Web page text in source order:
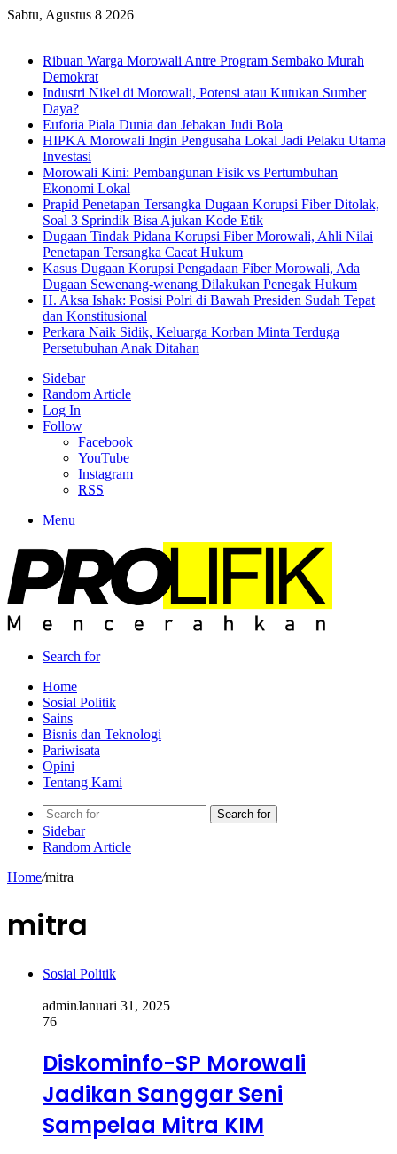
Sabtu, Agustus 8 2026
Ribuan Warga Morowali Antre Program Sembako Murah
Demokrat
Industri Nikel di Morowali, Potensi atau Kutukan Sumber
Daya?
Euforia Piala Dunia dan Jebakan Judi Bola
HIPKA Morowali Ingin Pengusaha Lokal Jadi Pelaku Utama
Investasi
Morowali Kini: Pembangunan Fisik vs Pertumbuhan
Ekonomi Lokal
Prapid Penetapan Tersangka Dugaan Korupsi Fiber Ditolak,
Soal 3 Sprindik Bisa Ajukan Kode Etik
Dugaan Tindak Pidana Korupsi Fiber Morowali, Ahli Nilai
Penetapan Tersangka Cacat Hukum
Kasus Dugaan Korupsi Pengadaan Fiber Morowali, Ada
Dugaan Sewenang-wenang Dilakukan Penegak Hukum
H. Aksa Ishak: Posisi Polri di Bawah Presiden Sudah Tepat
dan Konstitusional
Perkara Naik Sidik, Keluarga Korban Minta Terduga
Persetubuhan Anak Ditahan
Sidebar
Random Article
Log In
Follow
Facebook
YouTube
Instagram
RSS
Menu
Search for
Home
Sosial Politik
Sains
Bisnis dan Teknologi
Pariwisata
Opini
Tentang Kami
Search for
Sidebar
Random Article
Home/mitra
mitra
Sosial Politik
adminJanuari 31, 2025
76
Diskominfo-SP Morowali
Jadikan Sanggar Seni
Sampelaa Mitra KIM